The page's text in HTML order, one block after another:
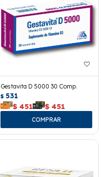
Gestavita D 5000 30 Comp.
$ 531
$ 451 $ 451